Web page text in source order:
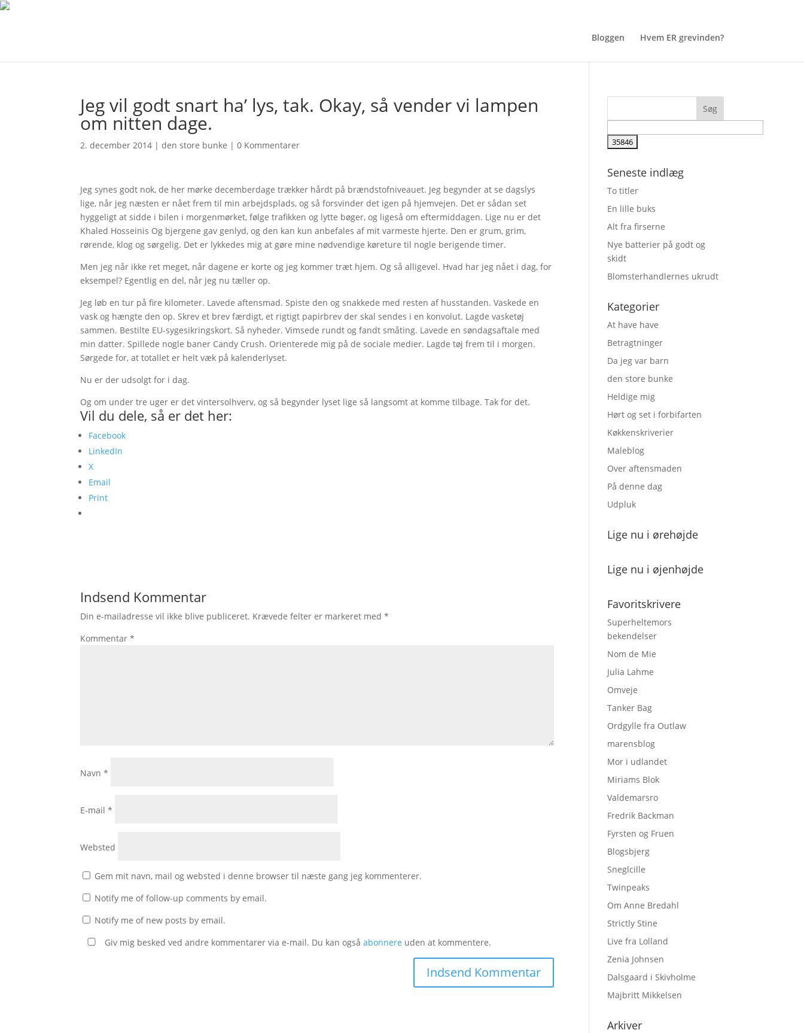
Bloggen Hvem ER grevinden?
Jeg vil godt snart ha’ lys, tak. Okay, så vender vi lampen
om nitten dage.
2. december 2014 |den store bunke |0 Kommentarer
Jeg synes godt nok, de her mørke decemberdage trækker hårdt på brændstofniveauet. Jeg begynder at se dagslys
lige, når jeg næsten er nået frem til min arbejdsplads, og så forsvinder det igen på hjemvejen. Det er sådan set
hyggeligt at sidde i bilen i morgenmørket, følge trafikken og lytte bøger, og ligeså om eftermiddagen. Lige nu er det
Khaled Hosseinis Og bjergene gav genlyd, og den kan kun anbefales af mit varmeste hjerte. Den er grum, grim,
rørende, klog og sørgelig. Det er lykkedes mig at gøre mine nødvendige køreture til nogle berigende timer.
Men jeg når ikke ret meget, når dagene er korte og jeg kommer træt hjem. Og så alligevel. Hvad har jeg nået i dag, for
eksempel? Egentlig en del, når jeg nu tæller op.
Jeg løb en tur på fire kilometer. Lavede aftensmad. Spiste den og snakkede med resten af husstanden. Vaskede en
vask og hængte den op. Skrev et brev færdigt, et rigtigt papirbrev der skal sendes i en konvolut. Lagde vasketøj
sammen. Bestilte EU-sygesikringskort. Så nyheder. Vimsede rundt og fandt småting. Lavede en søndagsaftale med
min datter. Spillede nogle baner Candy Crush. Orienterede mig på de sociale medier. Lagde tøj frem til i morgen.
Sørgede for, at totallet er helt væk på kalenderlyset.
Nu er der udsolgt for i dag.
Og om under tre uger er det vintersolhverv, og så begynder lyset lige så langsomt at komme tilbage. Tak for det.
Vil du dele, så er det her:
Facebook
LinkedIn
X
Email
Print
Indsend Kommentar
Din e-mailadresse vil ikke blive publiceret. Krævede felter er markeret med*
Kommentar*
Navn*
E-mail*
Websted
Gem mit navn, mail og websted i denne browser til næste gang jeg kommenterer.
Notify me of follow-up comments by email.
Notify me of new posts by email.
Giv mig besked ved andre kommentarer via e-mail. Du kan ogsåabonnere uden at kommentere.
Seneste indlæg
To titler
En lille buks
Alt fra firserne
Nye batterier på godt og
skidt
Blomsterhandlernes ukrudt
Kategorier
At have have
Betragtninger
Da jeg var barn
den store bunke
Heldige mig
Hørt og set i forbifarten
Køkkenskriverier
Maleblog
Over aftensmaden
På denne dag
Udpluk
Lige nu i ørehøjde
Lige nu i øjenhøjde
Favoritskrivere
Superheltemors
bekendelser
Nom de Mie
Julia Lahme
Omveje
Tanker Bag
Ordgylle fra Outlaw
marensblog
Mor i udlandet
Miriams Blok
Valdemarsro
Fredrik Backman
Fyrsten og Fruen
Blogsbjerg
Sneglcille
Twinpeaks
Om Anne Bredahl
Strictly Stine
Live fra Lolland
Zenia Johnsen
Dalsgaard i Skivholme
Majbritt Mikkelsen
Arkiver